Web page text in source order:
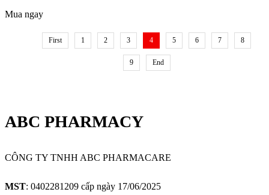
Mua ngay
First 1 2 3 4 5 6 7 8
9 End
ABC PHARMACY
CÔNG TY TNHH ABC PHARMACARE
MST: 0402281209 cấp ngày 17/06/2025